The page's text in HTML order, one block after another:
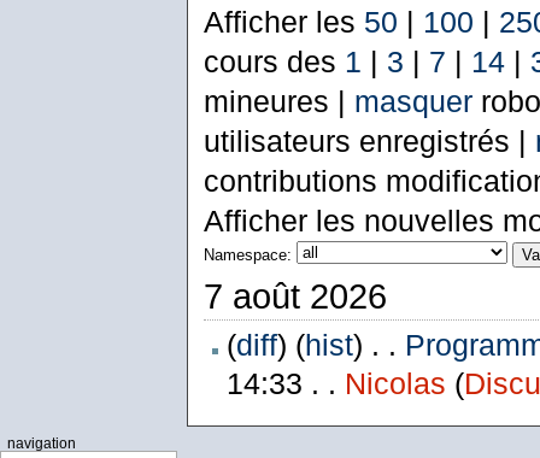
Afficher les 50 | 100 |
cours des 1 | 3 | 7 | 14|
mineures | masquer
utilisateurs enregistrés |
contributions
Afficher les nouvelles
Namespace:
7 août 2026
(diff) (hist) . .
14:33 . . Nicolas (
navigation